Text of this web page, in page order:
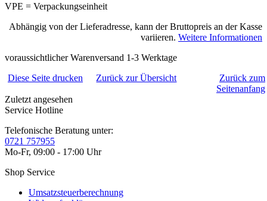
VPE = Verpackungseinheit
Abhängig von der Lieferadresse, kann der Bruttopreis an der Kasse
variieren. Weitere Informationen
voraussichtlicher Warenversand 1-3 Werktage
Diese Seite drucken
Zurück zur Übersicht
Zurück zum
Seitenanfang
Zuletzt angesehen
Service Hotline
Telefonische Beratung unter:
0721 757955
Mo-Fr, 09:00 - 17:00 Uhr
Shop Service
Umsatzsteuerberechnung